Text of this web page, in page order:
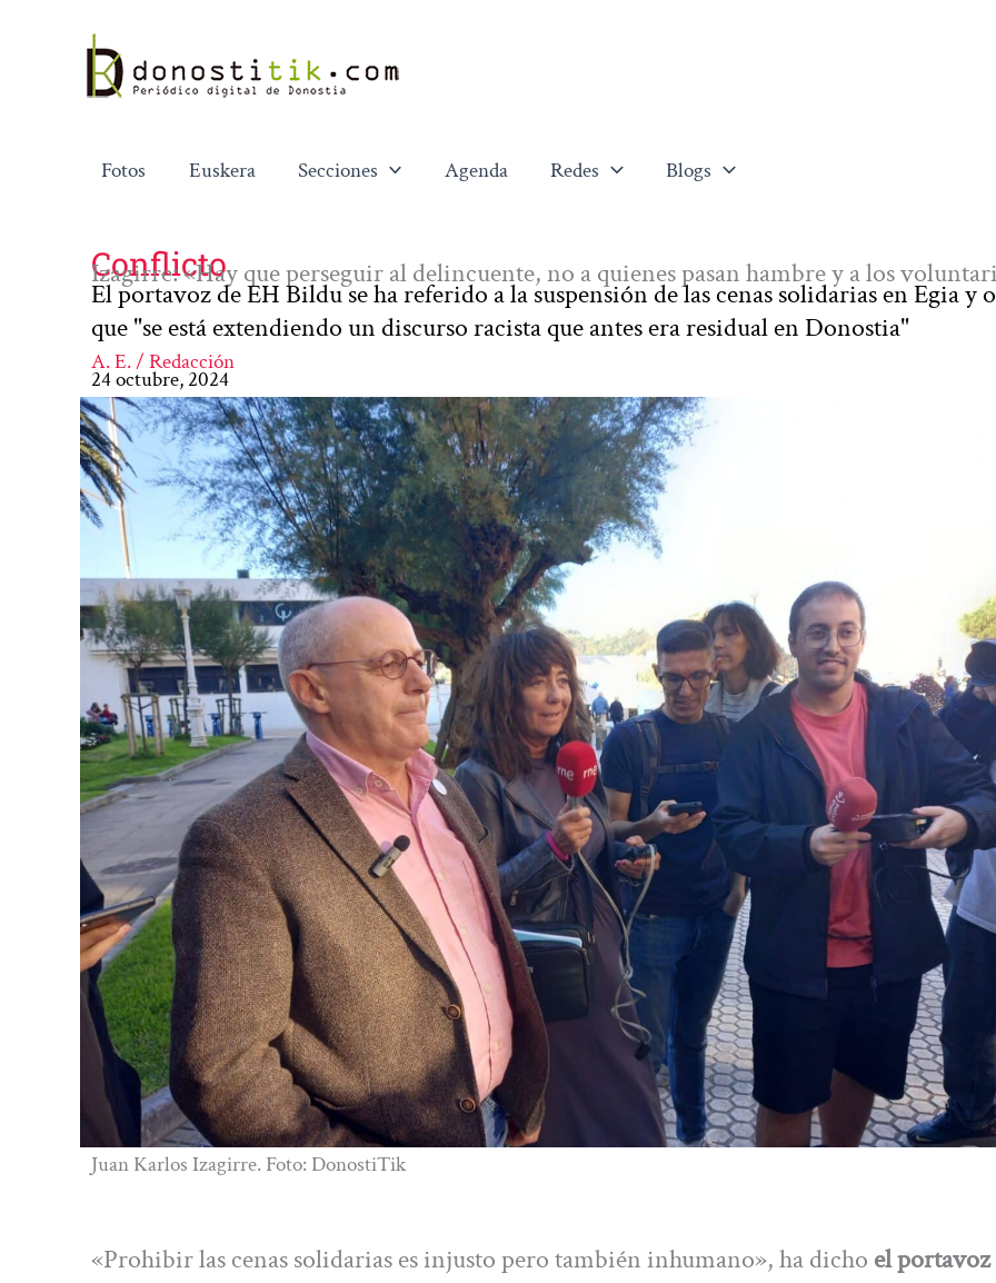
contenido
Fotos Euskera Secciones Agenda Redes Blogs
Conflicto
Izagirre: «Hay que perseguir al delincuente, no a quienes pasan hambre y a los
El portavoz de EH Bildu se ha referido a la suspensión de las cenas solidarias en Egia y
que "se está extendiendo un discurso racista que antes era residual en Donostia"
A. E. / Redacción
24 octubre, 2024
Juan Karlos Izagirre. Foto: DonostiTik
«Prohibir las cenas solidarias es injusto pero también inhumano», ha dicho el portavoz